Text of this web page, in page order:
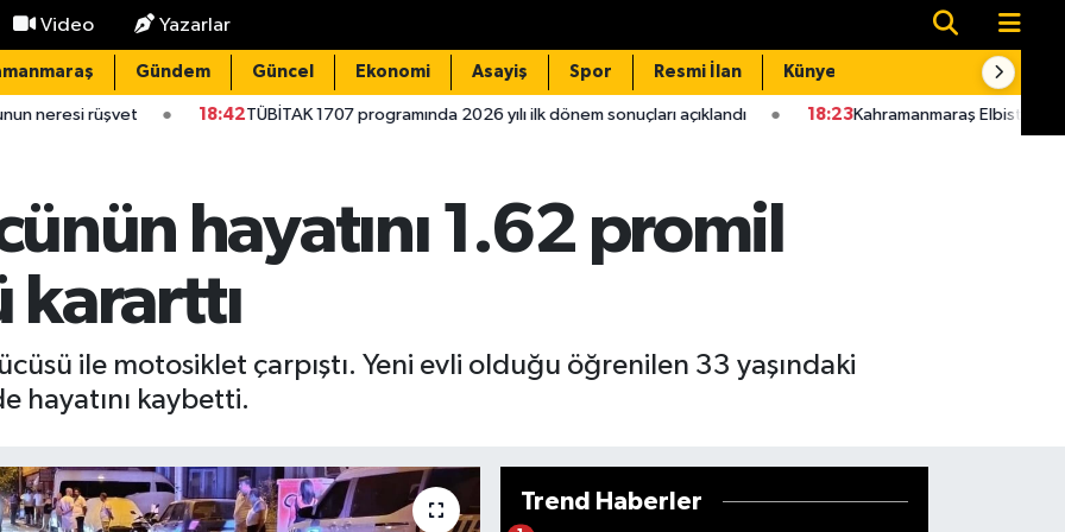
Video Yazarlar
Gündem Güncel Ekonomi Asayiş Spor Resmi İlan Künye
18:42TÜBİTAK 1707 programında 2026 yılı ilk dönem sonuçları açıklandı 18:23Kahramanmaraş Elbistan'da 10 mahallenin
hayatını 1.62 promil
kararttı
ile motosiklet çarpıştı. Yeni evli olduğu öğrenilen 33 yaşındaki
hayatını kaybetti.
Trend Haberler